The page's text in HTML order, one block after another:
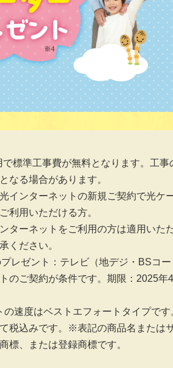
標準工事費が無料となります。工事
なる場合があります。
インターネットの新規ご契約で光ケ
利用いただける方。
ターネットをご利用の方は適用いた
ください。
レゼント：テレビ（地デジ・BSコー
のご契約が条件です。期限：2025年4
速度はベストエフォートタイプです
税込みです。※表記の商品名または
標、または登録商標です。